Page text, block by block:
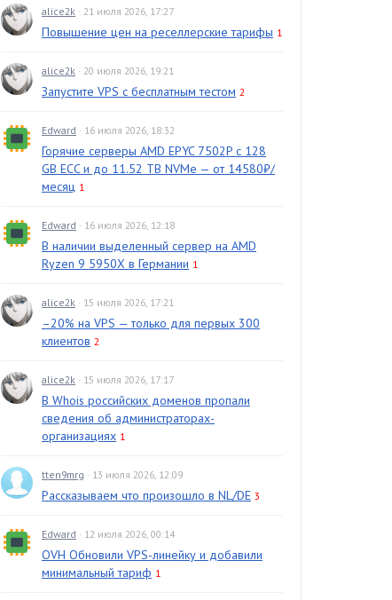
alice2k · 21 июля 2026, 17:27
Повышение цен на реселлерские тарифы 1
alice2k · 20 июля 2026, 19:21
Запустите VPS с бесплатным тестом 2
Edward · 16 июля 2026, 18:32
Горячие серверы AMD EPYC 7502P с 128
GB ECC и до 11.52 TB NVMe — от 14580₽/
месяц 1
Edward · 16 июля 2026, 12:18
В наличии выделенный сервер на AMD
Ryzen 9 5950X в Германии 1
alice2k · 15 июля 2026, 17:21
–20% на VPS — только для первых 300
клиентов 2
alice2k · 15 июля 2026, 17:17
В Whois российских доменов пропали
сведения об администраторах-
организациях 1
tten9mrg · 13 июля 2026, 12:09
Рассказываем что произошло в NL/DE 3
Edward · 12 июля 2026, 00:14
OVH Обновили VPS-линейку и добавили
минимальный тариф 1